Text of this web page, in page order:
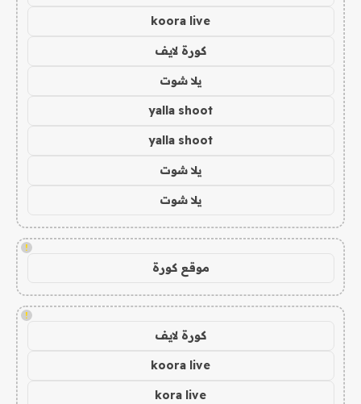
koora live
كورة لايف
يلا شوت
yalla shoot
yalla shoot
يلا شوت
يلا شوت
!
موقع كورة
!
كورة لايف
koora live
kora live